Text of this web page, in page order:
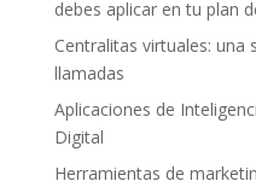
debes aplicar en tu plan
Centralitas virtuales: una
llamadas
Aplicaciones de
Digital
Herramientas de